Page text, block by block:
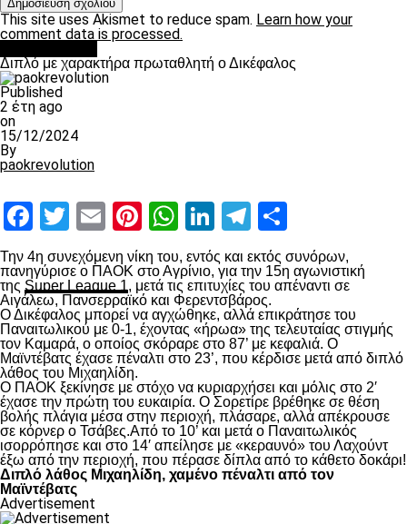
This site uses Akismet to reduce spam. Learn how your
comment data is processed.
Διπλό με χαρακτήρα πρωταθλητή ο Δικέφαλος
Published
2 έτη ago
on
15/12/2024
By
paokrevolution
Facebook
Twitter
EmailPinterest
WhatsApp
LinkedIn
Telegram
Την 4η συνεχόμενη νίκη του, εντός και εκτός συνόρων,
πανηγύρισε ο ΠΑΟΚ στο Αγρίνιο, για την 15η αγωνιστική
της Super League 1, μετά τις επιτυχίες του απέναντι σε
Αιγάλεω, Πανσερραϊκό και Φερεντσβάρος.
Ο Δικέφαλος μπορεί να αγχώθηκε, αλλά επικράτησε του
Παναιτωλικού με 0-1, έχοντας «ήρωα» της τελευταίας στιγμής
τον Καμαρά, ο οποίος σκόραρε στο 87’ με κεφαλιά. Ο
Μαϊντέβατς έχασε πέναλτι στο 23’, που κέρδισε μετά από διπλό
λάθος του Μιχαηλίδη.
Ο ΠΑΟΚ ξεκίνησε με στόχο να κυριαρχήσει και μόλις στο 2′
έχασε την πρώτη του ευκαιρία. Ο Σορετίρε βρέθηκε σε θέση
βολής πλάγια μέσα στην περιοχή, πλάσαρε, αλλά απέκρουσε
σε κόρνερ ο Τσάβες.Από το 10’ και μετά ο Παναιτωλικός
ισορρόπησε και στο 14′ απείλησε με «κεραυνό» του Λαχούντ
έξω από την περιοχή, που πέρασε δίπλα από το κάθετο δοκάρι!
Διπλό λάθος Μιχαηλίδη, χαμένο πέναλτι από τον
Μαϊντέβατς
Advertisement